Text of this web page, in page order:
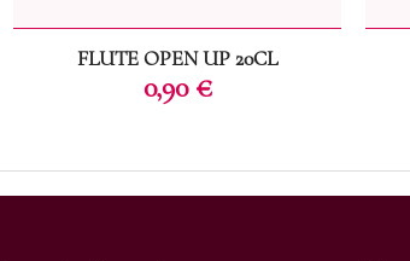
FLUTE OPEN UP 20CL
Prix
0,90 €